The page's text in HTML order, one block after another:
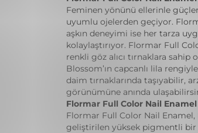
Feminen yönünü ellerinle
uyumlu ojelerden geçiyor.
aşkın deneyimi ise her tarza
kolaylaştırıyor. Flormar Full
renkli göz alıcı tırnaklara sahip
Blossom’ın capcanlı lila
daim tırnaklarında taşıyabilir,
görünümüne anında
Flormar Full Color Nail
Flormar Full Color Nail Enamel,
geliştirilen yüksek pigmentli bir